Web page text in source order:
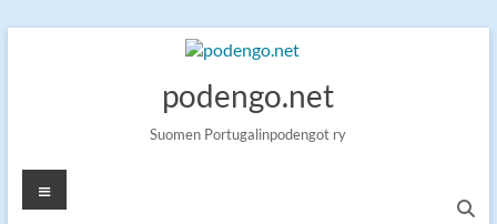
podengo.net
Suomen Portugalinpodengot ry
Valikko